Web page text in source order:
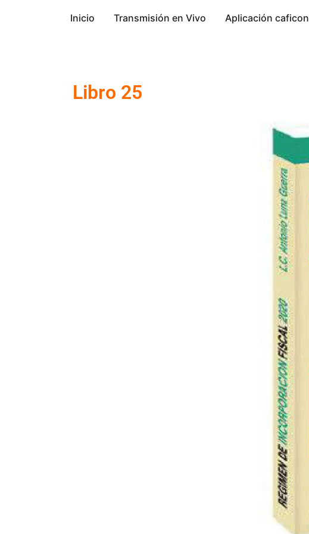
Inicio Transmisión en Vivo Aplicación caficon
Libro 25